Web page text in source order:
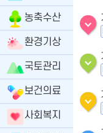
농축수산
환경기상
국토관리
보건의료
사회복지